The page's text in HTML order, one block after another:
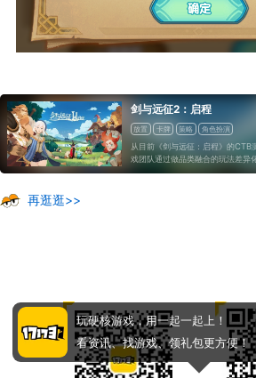
剑与远征2：启程
放置 卡牌 策略 角色扮演
从目前《剑与远征：启程》的CTB
戏团队通过做品类融合的玩法差异
个扎实的基础，也让它的可玩性达
再逛逛>>
玩硬核游戏，用一起一起上！
看资讯、找游戏、领礼包更方便！